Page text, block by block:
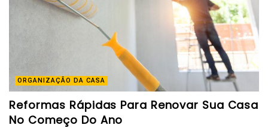
ORGANIZAÇÃO DA CASA
Reformas Rápidas Para Renovar Sua Casa
No Começo Do Ano